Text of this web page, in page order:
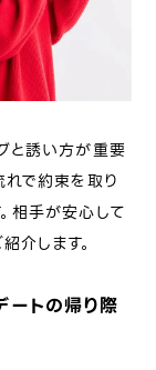
と誘い方が重要
れで約束を取り
相手が安心して
介します。
ートの帰り際